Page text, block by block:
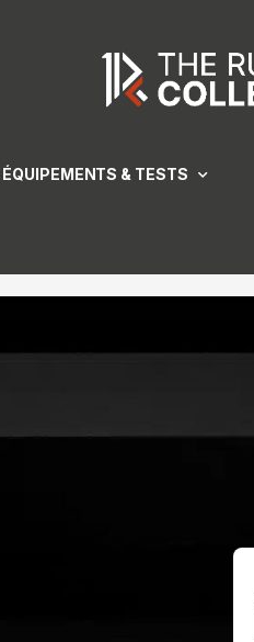
ÉQUIPEMENTS & TESTS